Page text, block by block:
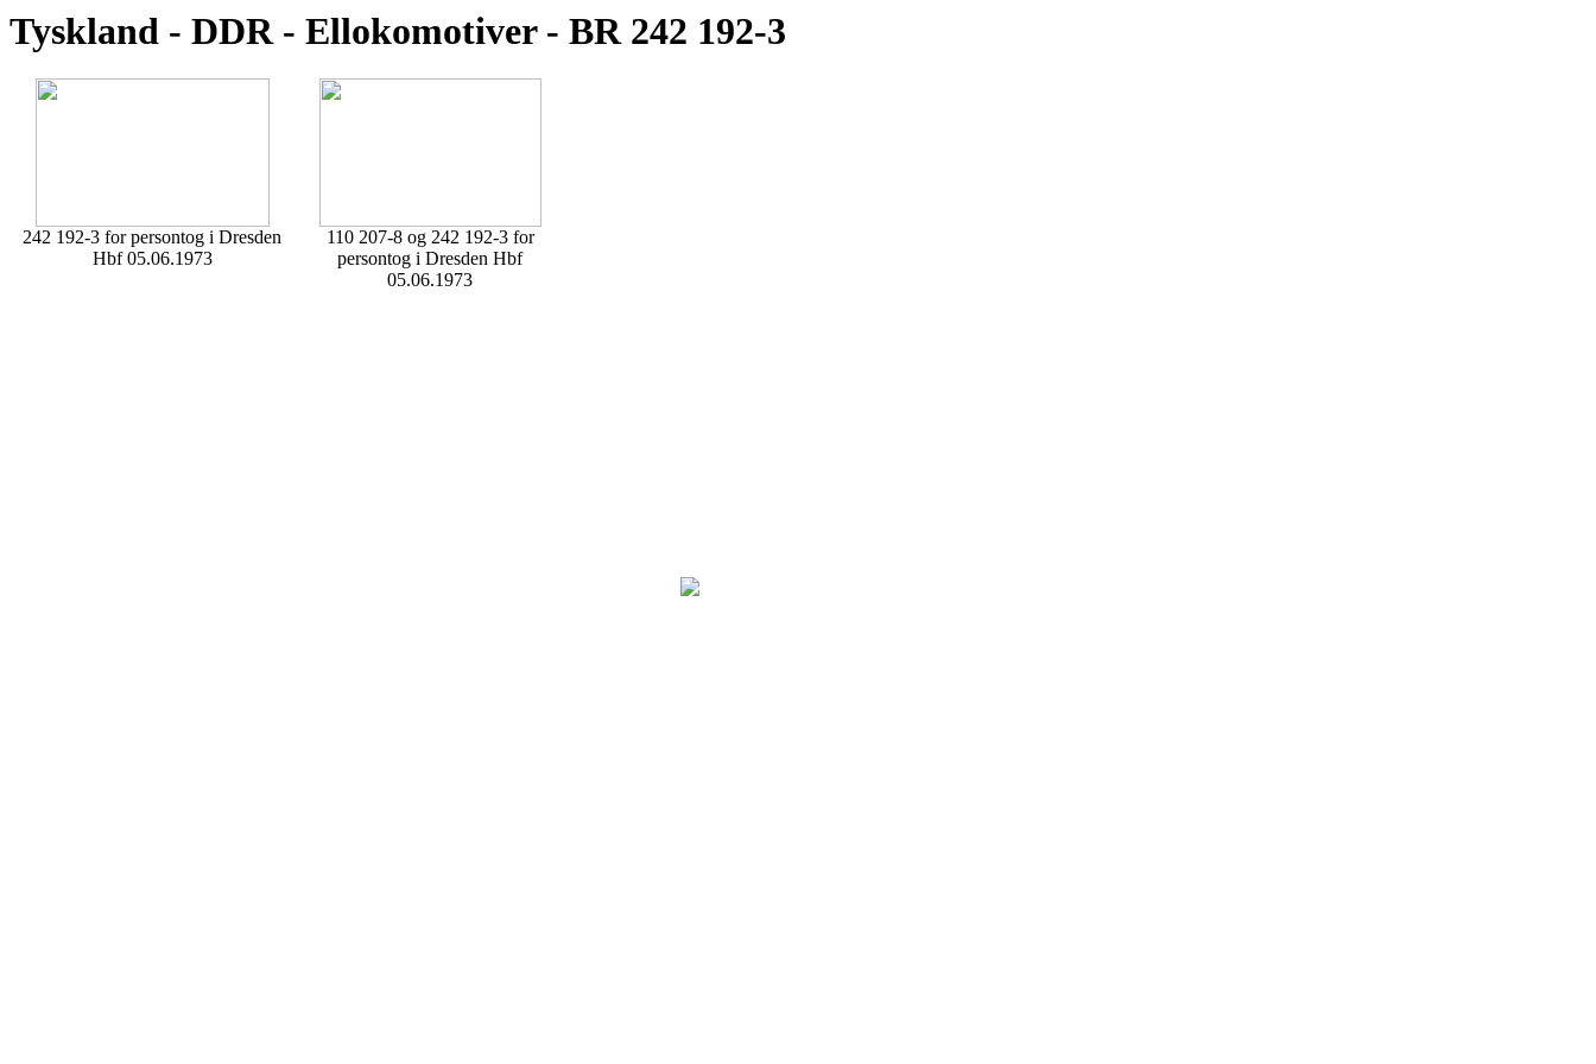
Tyskland - DDR - Ellokomotiver - BR 242 192-3
242 192-3 for persontog i Dresden
Hbf 05.06.1973
110 207-8 og 242 192-3 for
persontog i Dresden Hbf
05.06.1973